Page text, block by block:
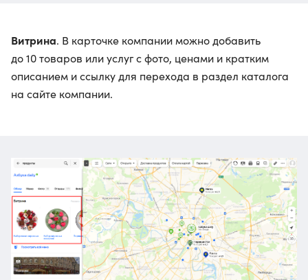
Витрина. В карточке компании можно добавить
до 10 товаров или услуг с фото, ценами и кратким
описанием и ссылку для перехода в раздел каталога
на сайте компании.